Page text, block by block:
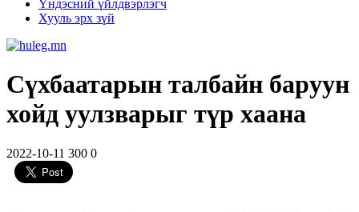
Үндэсний үйлдвэрлэгч
Хууль эрх зүй
Сүхбаатарын талбайн баруун
хойд уулзварыг түр хаана
2022-10-11 300 0